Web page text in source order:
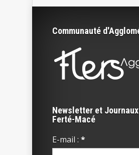
Communauté
Newsletter et
Ferté-Macé
E-mail : *